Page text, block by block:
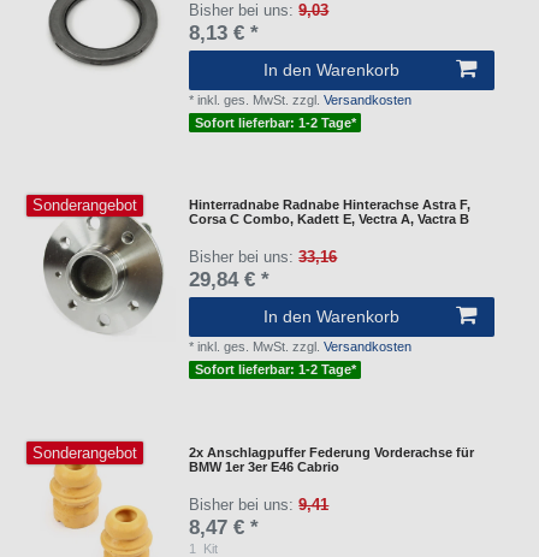
Bisher bei uns:9,03
8,13 € *
In den Warenkorb
*inkl. ges. MwSt. zzgl.Versandkosten
Sofort lieferbar: 1-2 Tage*
Sonderangebot
Hinterradnabe Radnabe Hinterachse Astra F,
Corsa C Combo, Kadett E, Vectra A, Vactra B
Bisher bei uns:33,16
29,84 € *
In den Warenkorb
*inkl. ges. MwSt. zzgl.Versandkosten
Sofort lieferbar: 1-2 Tage*
Sonderangebot
2x Anschlagpuffer Federung Vorderachse für
BMW 1er 3er E46 Cabrio
Bisher bei uns:9,41
8,47 € *
1 Kit